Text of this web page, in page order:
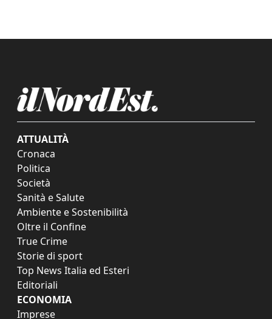
ATTUALITÀ
Cronaca
Politica
Società
Sanità e Salute
Ambiente e Sostenibilità
Oltre il Confine
True Crime
Storie di sport
Top News Italia ed Esteri
Editoriali
ECONOMIA
Imprese